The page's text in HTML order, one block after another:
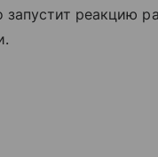
запустит реакцию